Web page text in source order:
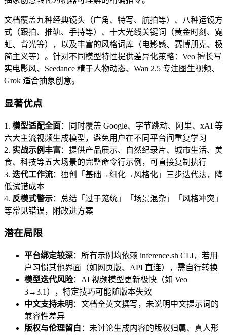
文档覆盖九种经典镜头（广角、特写、航拍等）、八种运镜方
式（跟拍、推轨、手持等）、十大光线关键词（黄金时刻、霓
虹、背光等），以及丰富的风格词库（电影感、赛博朋克、极
简主义等）。针对不同模型特性提供差异化策略：Veo 擅长写
实电影风、Seedance 精于人物动态、Wan 2.5 专注图生视频、
Grok 适合抽象创意。
显著优点
1. 模型适配全面：同时覆盖 Google、字节跳动、阿里、xAI 等
六大主流视频生成模型，避免用户在不同平台间重复学习
2. 实战示例丰富：提供产品展示、自然纪录片、城市生活、美
食、科技等五大场景的完整命令行示例，可直接复制执行
3. 迭代工作流：独创「基础→细化→风格化」三步迭代法，降
低试错成本
4. 反模式警示：总结「过于笼统」「场景混杂」「风格冲突」
等常见错误，附改进方案
潜在局限
平台绑定较深：所有示例均依赖 inference.sh CLI，若用
户习惯其他界面（如网页版、API 直连），需自行转换
模型迭代风险：AI 视频模型更新极快（如 Veo
3→3.1），特定技巧可能随版本失效
中文支持未明 ：文档全英文撰写，未说明中文提示词的
兼容性差异
版权与伦理留白 ：未讨论生成内容的版权归属、真人形